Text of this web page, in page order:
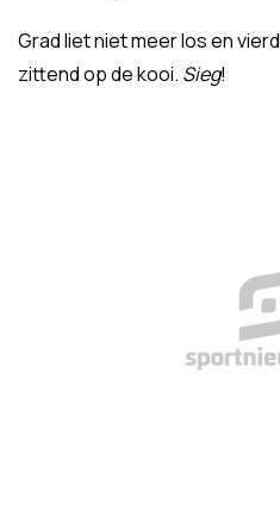
Grad liet niet meer los en
zittend op de kooi. Sieg!